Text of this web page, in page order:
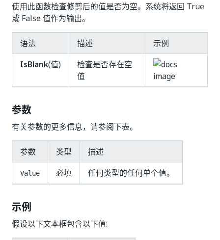
使用此函数检查修剪后的值是否为空。系统将返回 True
或 False 值作为输出。
语法 描述
示例
IsBlank(值)
检查是否存在空
值
参数
有关参数的更多信息，请参阅下表。
参数 类型 描述
Value 必填 任何类型的任何单个值。
示例
假设以下文本框包含以下值: